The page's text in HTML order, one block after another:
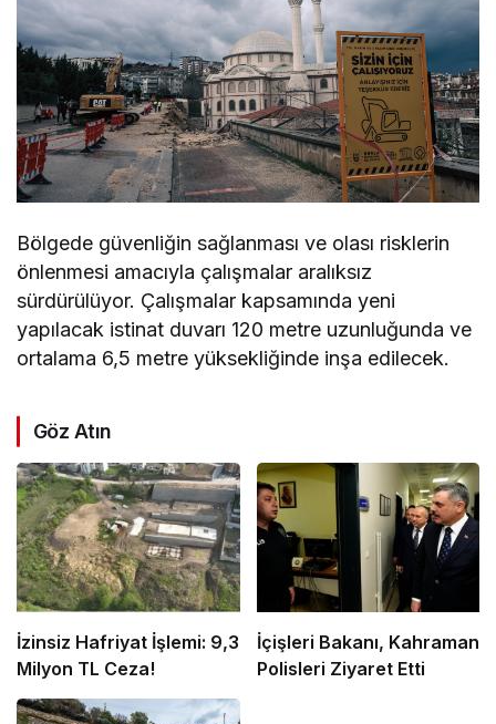
Bölgede güvenliğin sağlanması ve olası risklerin
önlenmesi amacıyla çalışmalar aralıksız
sürdürülüyor. Çalışmalar kapsamında yeni
yapılacak istinat duvarı 120 metre uzunluğunda ve
ortalama 6,5 metre yüksekliğinde inşa edilecek.
Göz Atın
İzinsiz Hafriyat İşlemi: 9,3
Milyon TL Ceza!
İçişleri Bakanı, Kahraman
Polisleri Ziyaret Etti